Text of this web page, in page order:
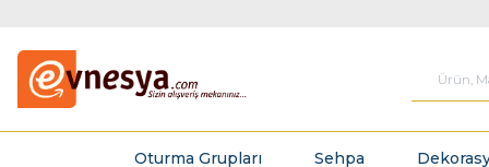
Oturma Grupları Sehpa